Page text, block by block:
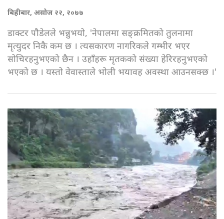
बिहीबार, असोज २२, २०७७
डाक्टर पौडेलले भन्नुभयो, 'नेपालमा सङ्क्रमितको तुलनामा
मृत्युदर निकै कम छ । त्यसकारण नागरिकले गम्भीर भएर
सोचिरहनुभएको छैन । उहाँहरू मृतकको संख्या हेरिरहनुभएको
भएको छ । यस्तो वेवास्ताले भोली भयावह अवस्था आउनसक्छ ।'